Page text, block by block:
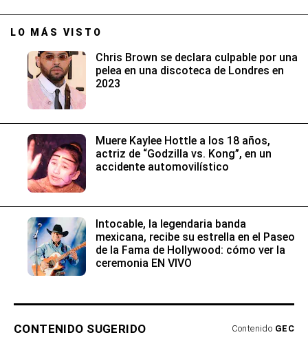
LO MÁS VISTO
Chris Brown se declara culpable por una
pelea en una discoteca de Londres en
2023
Muere Kaylee Hottle a los 18 años,
actriz de “Godzilla vs. Kong”, en un
accidente automovilístico
Intocable, la legendaria banda
mexicana, recibe su estrella en el Paseo
de la Fama de Hollywood: cómo ver la
ceremonia EN VIVO
CONTENIDO SUGERIDO Contenido GEC